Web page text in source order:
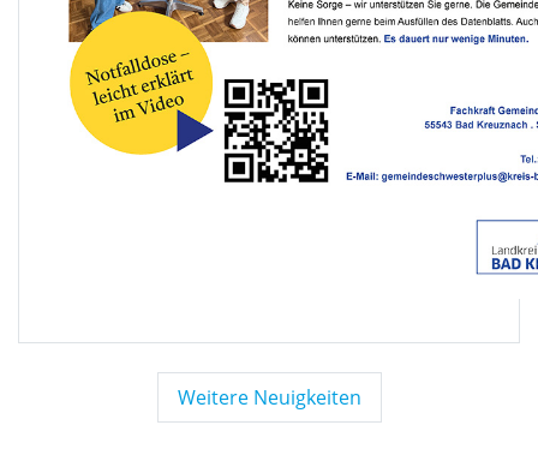
Weitere Neuigkeiten